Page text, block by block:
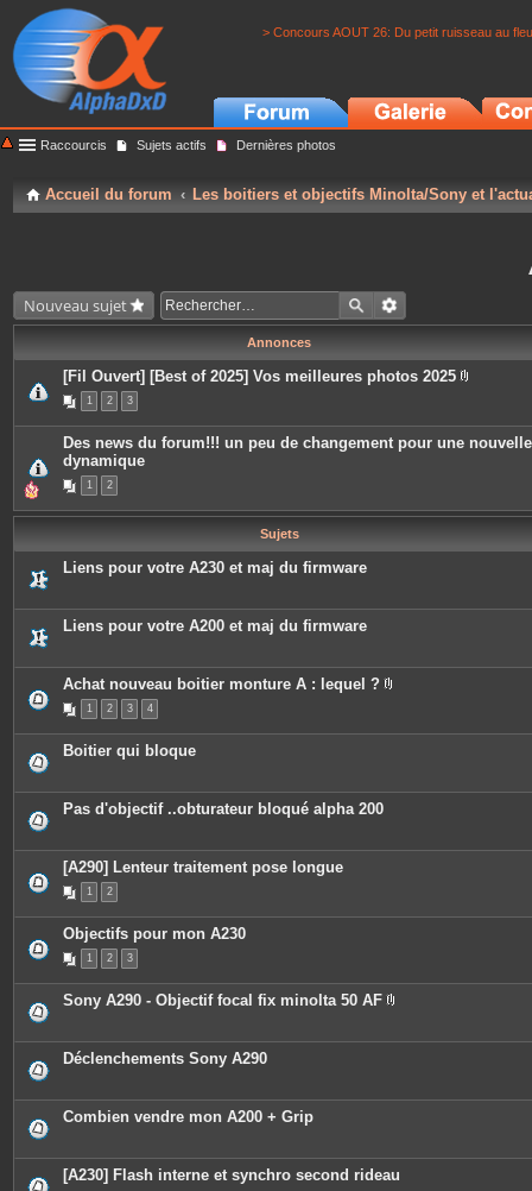
> Concours AOUT 26: Du petit ruisseau au
Raccourcis Sujets actifs Dernières photos
Accueil du forum Les boitiers et objectifs Minolta/Sony et
Nouveau sujet
Annonces
[Fil Ouvert] [Best of 2025] Vos meilleures photos 2025
c
e
n
1 2 3
Des news du forum!!! un peu de changement pour une nouvelle
dynamique
1 2
Sujets
Liens pour votre A230 et maj du firmware
Liens pour votre A200 et maj du firmware
Achat nouveau boitier monture A : lequel ?
c
o
e
1 2 3 4
Boitier qui bloque
Pas d'objectif ..obturateur bloqué alpha 200
[A290] Lenteur traitement pose longue
1 2
Objectifs pour mon A230
1 2 3
Sony A290 - Objectif focal fix minolta 50 AF
è
j
t
e
s
Déclenchements Sony A290
Combien vendre mon A200 + Grip
[A230] Flash interne et synchro second rideau